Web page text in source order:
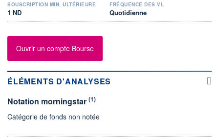
SOUSCRIPTION MIN. ULTÉRIEURE
1 ND
FRÉQUENCE DES VL
Quotidienne
Ouvrir un compte Bourse
ÉLÉMENTS D'ANALYSES
Notation morningstar (1)
Catégorie de fonds non notée